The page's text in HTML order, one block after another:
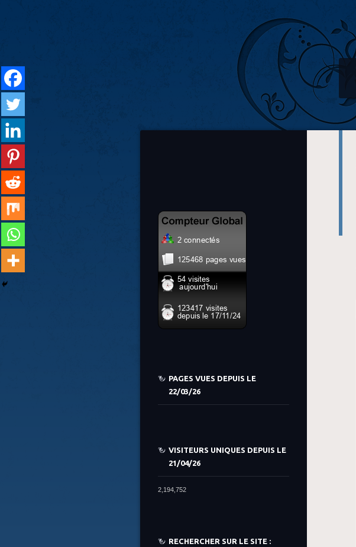
PAGES VUES DEPUIS LE
22/03/26
VISITEURS UNIQUES DEPUIS LE
21/04/26
2,194,752
RECHERCHER SUR LE SITE :